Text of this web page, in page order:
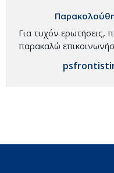
Για τυχόν ερωτήσεις,
παρακαλώ